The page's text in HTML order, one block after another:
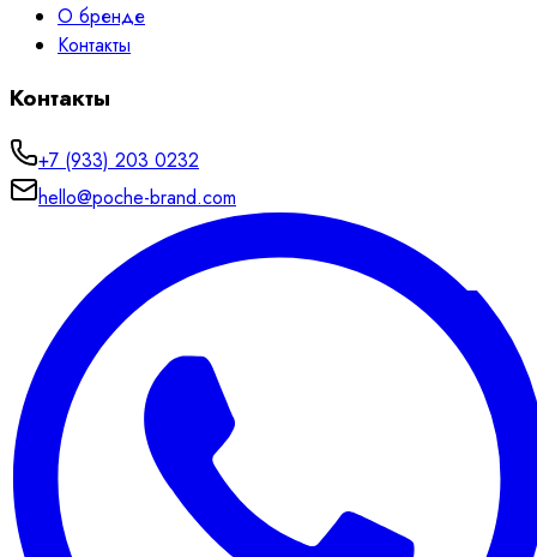
О бренде
Контакты
Контакты
+7 (933) 203 0232
hello@poche-brand.com